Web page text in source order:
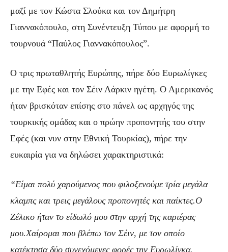
μαζί με τον Κώστα Σλούκα και τον Δημήτρη
Γιαννακόπουλο, στη Συνέντευξη Τύπου με αφορμή το
τουρνουά “Παύλος Γιαννακόπουλος”.
Ο τρις πρωταθλητής Ευρώπης, πήρε δύο Ευρωλίγκες
με την Εφές και τον Σέιν Λάρκιν ηγέτη. Ο Αμερικανός
ήταν βρισκόταν επίσης στο πάνελ ως αρχηγός της
τουρκικής ομάδας και ο πρώην προπονητής του στην
Εφές (και νυν στην Εθνική Τουρκίας), πήρε την
ευκαιρία για να δηλώσει χαρακτηριστικά:
“Είμαι πολύ χαρούμενος που φιλοξενούμε τρία μεγάλα
κλαμπς και τρεις μεγάλους προπονητές και παίκτες.Ο
Ζέλικο ήταν το είδωλό μου στην αρχή της καριέρας
μου.Χαίρομαι που βλέπω τον Σέιν, με τον οποίο
κατέκτησα δύο συνεχόμενες φορές την Ευρωλίγκα.